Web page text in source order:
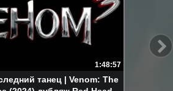
1:48:57
танец | Venom: The